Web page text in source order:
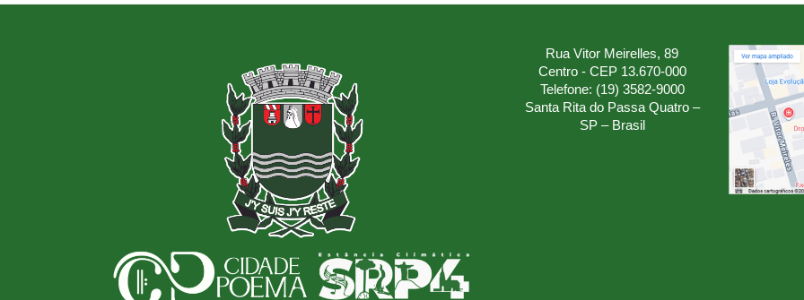
Rua Vitor Meirelles, 89
Centro - CEP 13.670-000
Telefone: (19) 3582-9000
Santa Rita do Passa Quatro –
SP – Brasil